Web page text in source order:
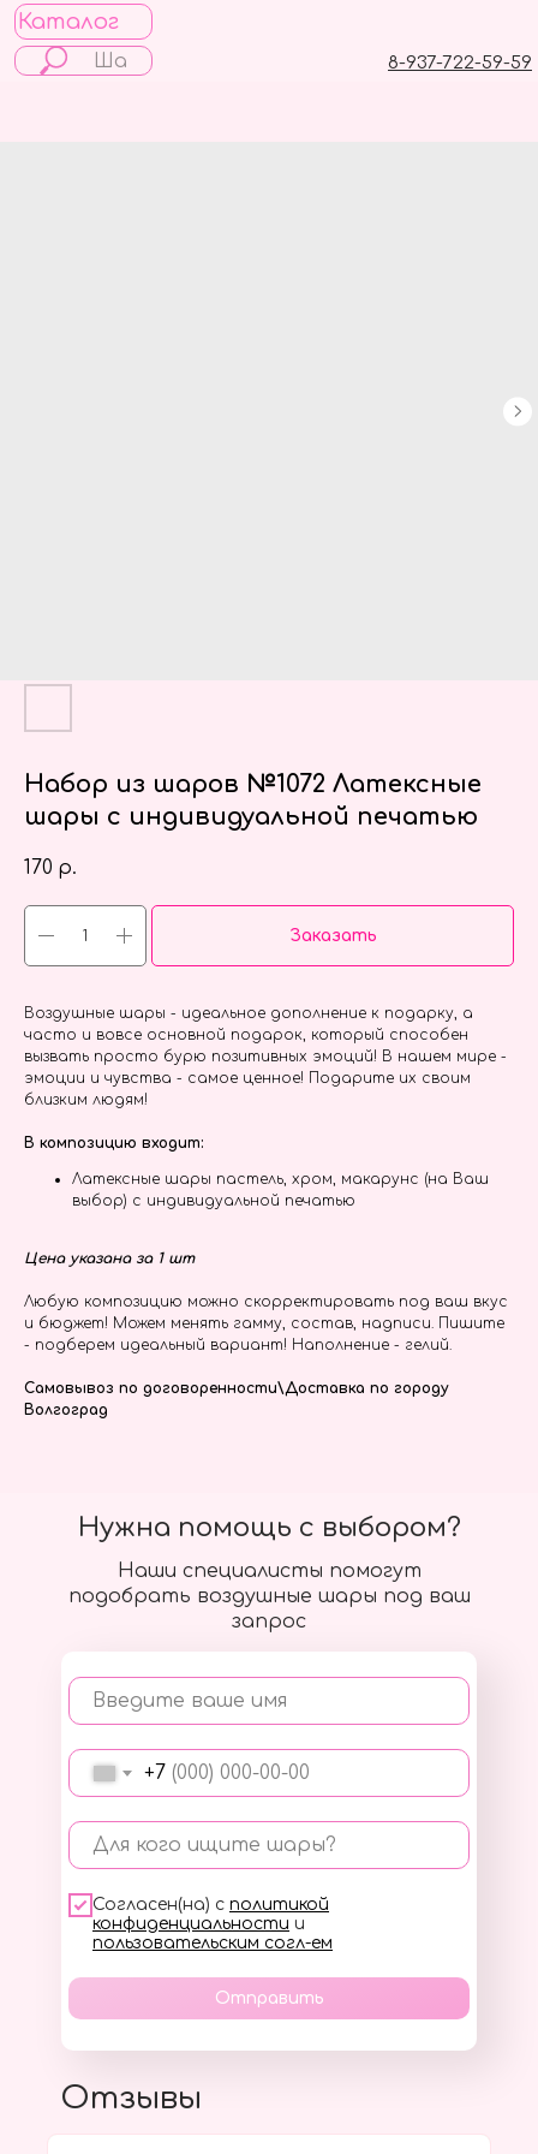
Каталог
8-937-722-59-59
Набор из шаров №1072 Латексные
шары с индивидуальной печатью
170 р.
Заказать
Воздушные шары - идеальное дополнение к подарку, а
часто и вовсе основной подарок, который способен
вызвать просто бурю позитивных эмоций! В нашем мире -
эмоции и чувства - самое ценное! Подарите их своим
близким людям!
В композицию входит:
Латексные шары пастель, хром, макарунс (на Ваш
выбор) с индивидуальной печатью
Цена указана за 1 шт
Любую композицию можно скорректировать под ваш вкус
и бюджет! Можем менять гамму, состав, надписи. Пишите
- подберем идеальный вариант! Наполнение - гелий.
Самовывоз по договоренности\Доставка по городу
Волгоград
Наши специалисты помогут
подобрать воздушные шары под ваш
запрос
Введите ваше имя
+7
Для кого ищите шары?
Согласен(на) с политикой
конфиденциальности и
пользовательским согл-ем
Отправить
Нужна помощь с выбором?
Отзывы